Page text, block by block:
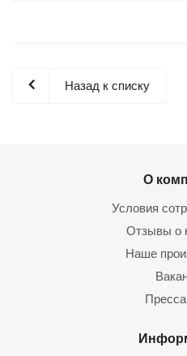
Назад к списку
О
Условия
Отзывы о
Наше